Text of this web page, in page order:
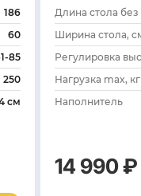
186
60
85
250
см
Длина стола
Ширина стола,
Регулировка
Нагрузка max, кг
Наполнитель
14 990 ₽